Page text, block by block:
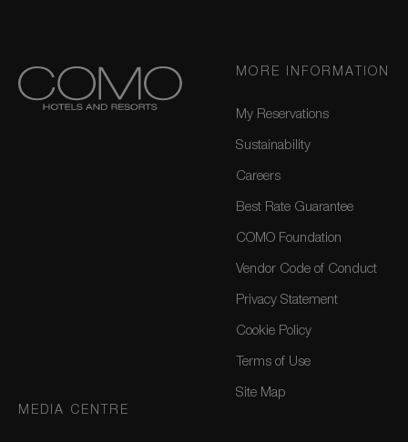
MORE INFORMATION
My Reservations
Sustainability
Careers
Best Rate Guarantee
COMO Foundation
Vendor Code of Conduct
Privacy Statement
Cookie Policy
Terms of Use
Site Map
MEDIA CENTRE